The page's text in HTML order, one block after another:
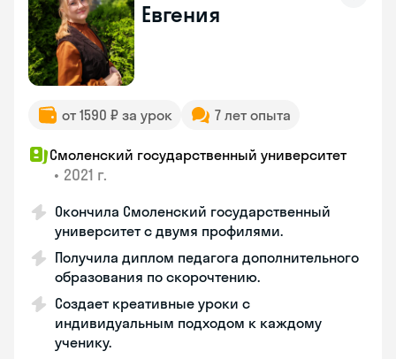
Евгения
от 1590 ₽ за урок 7 лет опыта
Смоленский государственный университет
• 2021 г.
Окончила Смоленский государственный
университет с двумя профилями.
Получила диплом педагога дополнительного
образования по скорочтению.
Создает креативные уроки с
индивидуальным подходом к каждому
ученику.